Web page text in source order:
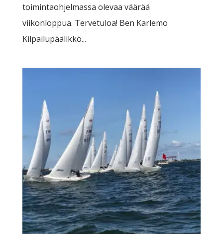
toimintaohjelmassa olevaa väärää
viikonloppua. Tervetuloa! Ben Karlemo
Kilpailupäälikkö...